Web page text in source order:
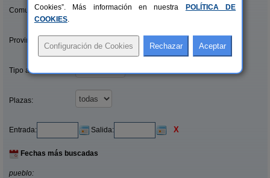
Comunidades:
Provincias/Islas:
Tipo alquiler:
Plazas:
Entrada: Salida: X
Fechas más buscadas
pueblo:
Cookies”. Más información en nuestra
POLÍTICA DE
COOKIES.